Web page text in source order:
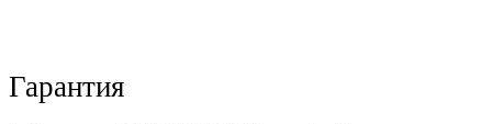
Гарантия